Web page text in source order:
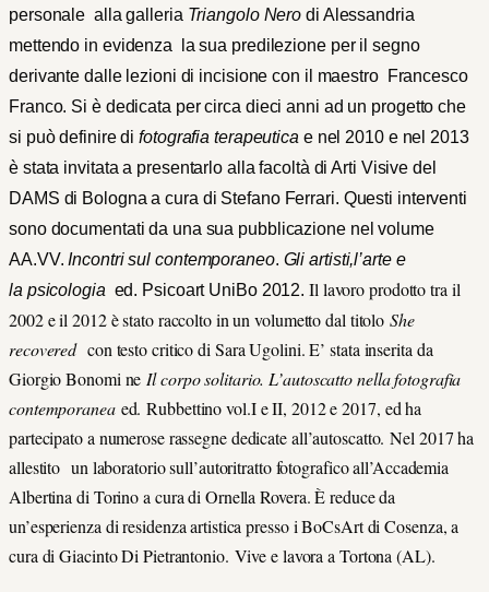
personale alla galleria Triangolo Nero di Alessandria
mettendo in evidenza la sua predilezione per il segno
derivante dalle lezioni di incisione con il maestro Francesco
Franco. Si è dedicata per circa dieci anni ad un progetto che
si può definire difotografia terapeutica e nel 2010 e nel 2013
è stata invitata a presentarlo alla facoltà di Arti Visive del
DAMS di Bologna a cura di Stefano Ferrari. Questi interventi
sono documentati da una sua pubblicazione nel volume
AA.VV.Incontri sul contemporaneo. Gli artisti,l’arte e
la psicologia ed. Psicoart UniBo 2012.Il lavoro prodotto tra il
2002 e il 2012 è stato raccolto in un volumetto dal titoloShe
recoveredcon testo critico di Sara Ugolini. E’ stata inserita da
Giorgio Bonomi ne Il corpo solitario. L’autoscatto nella fotografia
contemporanea ed. Rubbettino vol.I e II, 2012 e 2017, ed ha
partecipato a numerose rassegne dedicate all’autoscatto. Nel 2017 ha
allestito un laboratorio sull’autoritratto fotografico all’Accademia
Albertina di Torino a cura di Ornella Rovera. È reduce da
un’esperienza di residenza artistica presso i BoCsArt di Cosenza, a
cura di Giacinto Di Pietrantonio. Vive e lavora a Tortona (AL).